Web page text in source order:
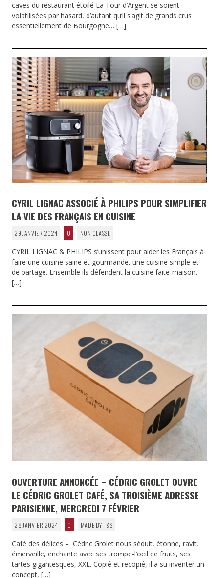
caves du restaurant étoilé La Tour d’Argent se soient
volatilisées par hasard, d’autant qu’il s’agit de grands crus
essentiellement de Bourgogne… […]
CYRIL LIGNAC ASSOCIÉ À PHILIPS POUR SIMPLIFIER
LA VIE DES FRANÇAIS EN CUISINE
29 JANVIER 2024 0 NON CLASSÉ
CYRIL LIGNAC & PHILIPS s’unissent pour aider les Français à
faire une cuisine saine et gourmande, une cuisine simple et
de partage. Ensemble ils défendent la cuisine faite-maison.
[…]
OUVERTURE ANNONCÉE – CÉDRIC GROLET OUVRE
LE CÉDRIC GROLET CAFÉ, SA TROISIÈME ADRESSE
PARISIENNE, MERCREDI 7 FÉVRIER
28 JANVIER 2024 0 MADE BY F&S
Café des délices – Cédric Grolet nous séduit, étonne, ravit,
émerveille, enchante avec ses trompe-l’oeil de fruits, ses
tartes gigantesques, XXL. Copié et recopié, il a su inventer un
concept, […]